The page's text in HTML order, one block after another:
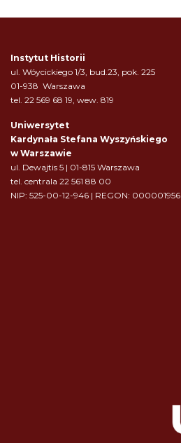
Instytut Historii
ul. Wóycickiego 1/3, bud.23, pok. 225
01-938 Warszawa
tel. 22 569 68 19, wew. 819
Uniwersytet
Kardynała Stefana Wyszyńskiego
w Warszawie
ul. Dewajtis 5 | 01-815 Warszawa
tel. centrala 22 561 88 00
NIP: 525-00-12-946 | REGON: 000001956